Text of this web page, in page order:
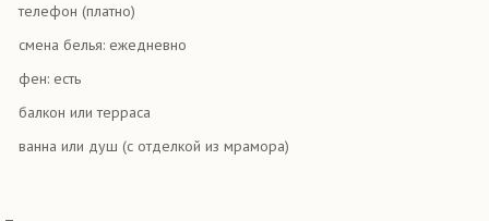
телефон (платно)
смена белья: ежедневно
фен: есть
балкон или терраса
ванна или душ (с отделкой из мрамора)